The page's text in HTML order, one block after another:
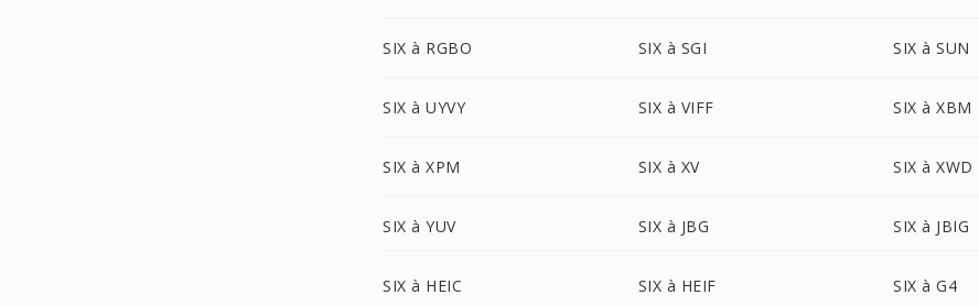
SIX à RGBO SIX à SGI SIX à SUN
SIX à UYVY SIX à VIFF SIX à XBM
SIX à XPM SIX à XV SIX à XWD
SIX à YUV SIX à JBG SIX à JBIG
SIX à HEIC SIX à HEIF SIX à G4